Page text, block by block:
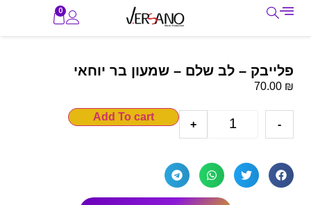
0
פלייבק – לב שלם – שמעון בר יוחאי
70.00 ₪
-
+
Add To cart